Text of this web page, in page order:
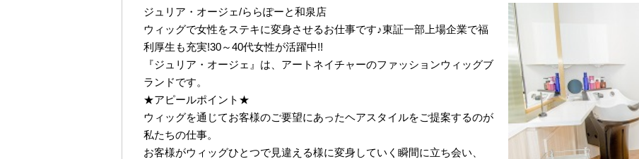
ジュリア・オージェ/ららぽーと和泉店
ウィッグで女性をステキに変身させるお仕事です♪東証一部上場企業で福
利厚生も充実!30～40代女性が活躍中!!
『ジュリア・オージェ』は、アートネイチャーのファッションウィッグブ
ランドです。
★アピールポイント★
ウィッグを通じてお客様のご要望にあったヘアスタイルをご提案するのが
私たちの仕事。
お客様がウィッグひとつで見違える様に変身していく瞬間に立ち会い、